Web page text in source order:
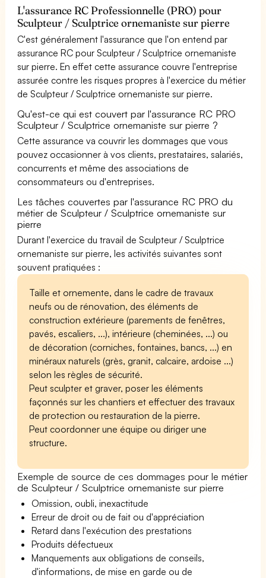
L'assurance RC Professionnelle (PRO) pour
Sculpteur / Sculptrice ornemaniste sur pierre
C'est généralement l'assurance que l'on entend par
assurance RC pour Sculpteur / Sculptrice ornemaniste
sur pierre. En effet cette assurance couvre l'entreprise
assurée contre les risques propres à l'exercice du métier
de Sculpteur / Sculptrice ornemaniste sur pierre.
Qu'est-ce qui est couvert par l'assurance RC PRO
Sculpteur / Sculptrice ornemaniste sur pierre ?
Cette assurance va couvrir les dommages que vous
pouvez occasionner à vos clients, prestataires, salariés,
concurrents et même des associations de
consommateurs ou d'entreprises.
Les tâches couvertes par l'assurance RC PRO du
métier de Sculpteur / Sculptrice ornemaniste sur
pierre
Durant l'exercice du travail de Sculpteur / Sculptrice
ornemaniste sur pierre, les activités suivantes sont
souvent pratiquées :
Taille et ornemente, dans le cadre de travaux
neufs ou de rénovation, des éléments de
construction extérieure (parements de fenêtres,
pavés, escaliers, ...), intérieure (cheminées, ...) ou
de décoration (corniches, fontaines, bancs, ...) en
minéraux naturels (grès, granit, calcaire, ardoise ...)
selon les règles de sécurité.
Peut sculpter et graver, poser les éléments
façonnés sur les chantiers et effectuer des travaux
de protection ou restauration de la pierre.
Peut coordonner une équipe ou diriger une
structure.
Exemple de source de ces dommages pour le métier
de Sculpteur / Sculptrice ornemaniste sur pierre
Omission, oubli, inexactitude
Erreur de droit ou de fait ou d'appréciation
Retard dans l'exécution des prestations
Produits défectueux
Manquements aux obligations de conseils,
d'informations, de mise en garde ou de